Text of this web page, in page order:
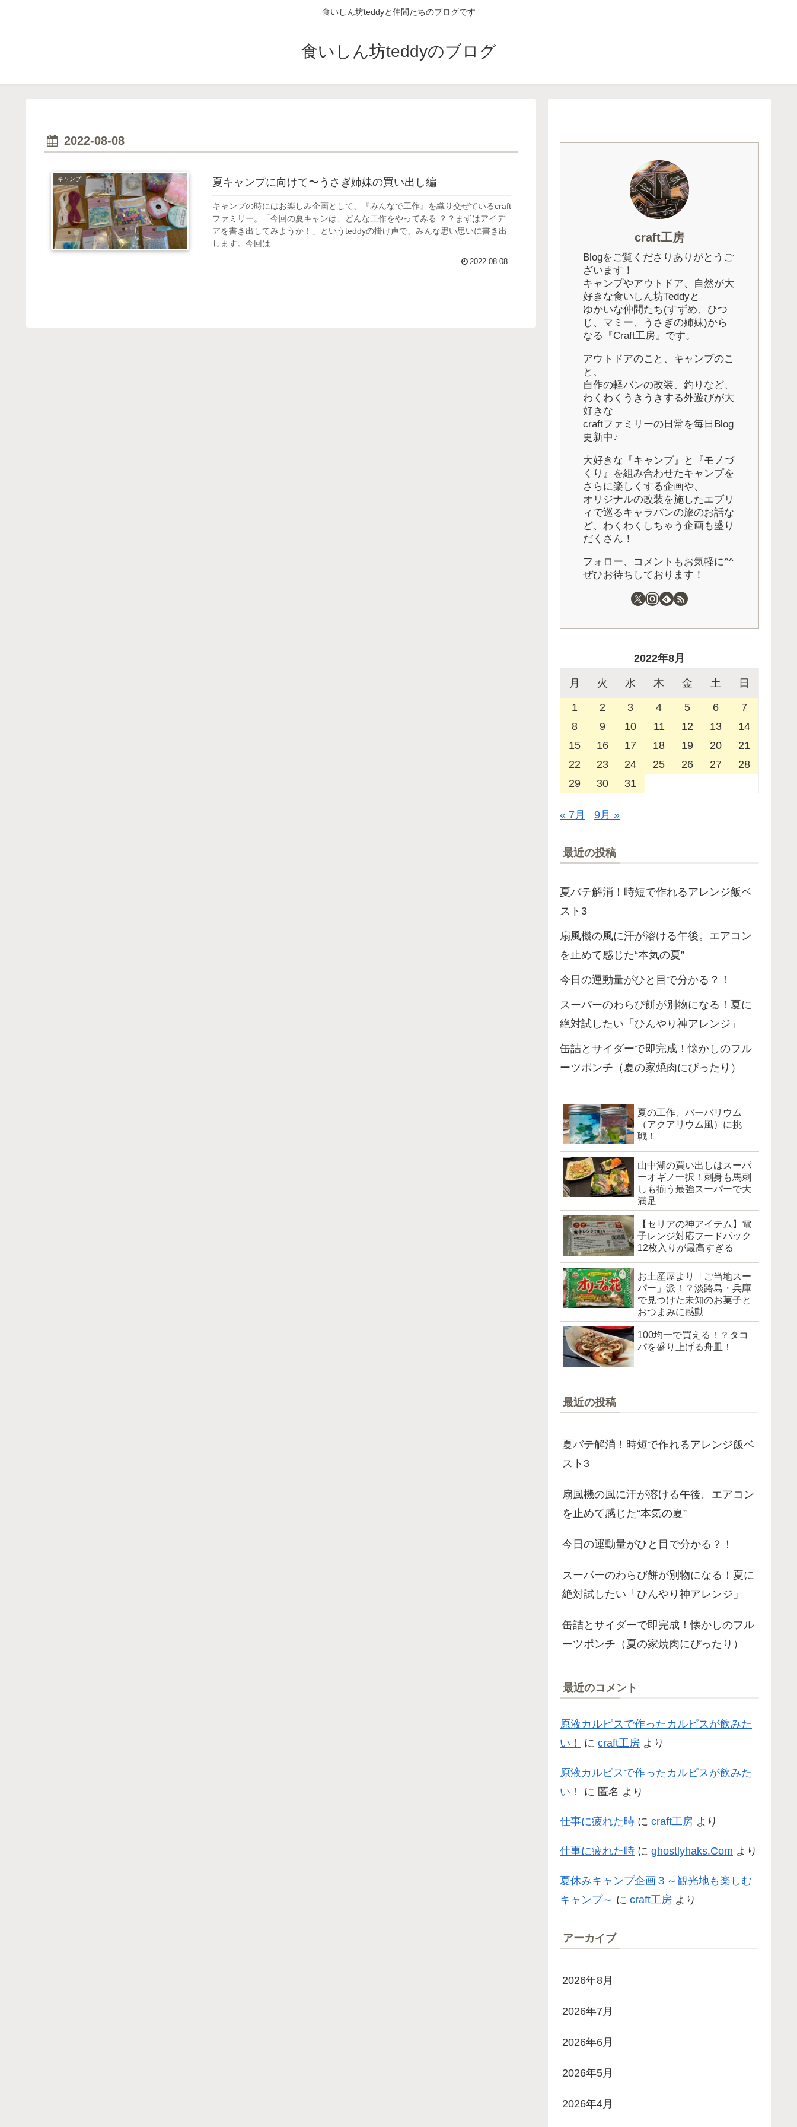
食いしん坊teddyと仲間たちのブログです
食いしん坊teddyのブログ
2022-08-08
キャンプ 夏キャンプに向けて〜うさぎ姉妹の買い出し編
キャンプの時にはお楽しみ企画として、『みんなで工作』を織り交ぜているcraft
ファミリー。「今回の夏キャンは、どんな工作をやってみる ？？まずはアイデ
アを書き出してみようか！」というteddyの掛け声で、みんな思い思いに書き出
します。今回は...
2022.08.08
craft工房
Blogをご覧くださりありがとうご
ざいます！
キャンプやアウトドア、自然が大
好きな食いしん坊Teddyと
ゆかいな仲間たち(すずめ、ひつ
じ、マミー、うさぎの姉妹)から
なる『Craft工房』です。
アウトドアのこと、キャンプのこ
と、
自作の軽バンの改装、釣りなど、
わくわくうきうきする外遊びが大
好きな
craftファミリーの日常を毎日Blog
更新中♪
大好きな『キャンプ』と『モノづ
くり』を組み合わせたキャンプを
さらに楽しくする企画や、
オリジナルの改装を施したエブリ
ィで巡るキャラバンの旅のお話な
ど、わくわくしちゃう企画も盛り
だくさん！
フォロー、コメントもお気軽に^^
ぜひお待ちしております！
2022年8月
月 火 水 木 金 土 日
1 2 3 4 5 6
7
8
9 10 11 12 13
14
15
16 17 18 19 20
21
22
23 24 25 26 27
28
29
30 31
« 7月 9月 »
最近の投稿
夏バテ解消！時短で作れるアレンジ飯ベ
スト3
扇風機の風に汗が溶ける午後。エアコン
を止めて感じた“本気の夏”
今日の運動量がひと目で分かる？！
スーパーのわらび餅が別物になる！夏に
絶対試したい「ひんやり神アレンジ」
缶詰とサイダーで即完成！懐かしのフル
ーツポンチ（夏の家焼肉にぴったり）
夏の工作、バーバリウム
（アクアリウム風）に挑
戦！
山中湖の買い出しはスーパ
ーオギノ一択！刺身も馬刺
しも揃う最強スーパーで大
満足
【セリアの神アイテム】電
子レンジ対応フードパック
12枚入りが最高すぎる
お土産屋より「ご当地スー
パー」派！？淡路島・兵庫
で見つけた未知のお菓子と
おつまみに感動
100均一で買える！？タコ
パを盛り上げる舟皿！
最近の投稿
夏バテ解消！時短で作れるアレンジ飯ベ
スト3
扇風機の風に汗が溶ける午後。エアコン
を止めて感じた“本気の夏”
今日の運動量がひと目で分かる？！
スーパーのわらび餅が別物になる！夏に
絶対試したい「ひんやり神アレンジ」
缶詰とサイダーで即完成！懐かしのフル
ーツポンチ（夏の家焼肉にぴったり）
最近のコメント
原液カルピスで作ったカルピスが飲みた
い！
に craft工房 より
原液カルピスで作ったカルピスが飲みた
い！
に 匿名 より
仕事に疲れた時 に craft工房 より
仕事に疲れた時 に ghostlyhaks.Com より
夏休みキャンプ企画３～観光地も楽しむ
キャンプ～ に craft工房 より
アーカイブ
2026年8月
2026年7月
2026年6月
2026年5月
2026年4月